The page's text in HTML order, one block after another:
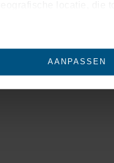
of intrekken in
te
delen we informatie
AANPASSEN